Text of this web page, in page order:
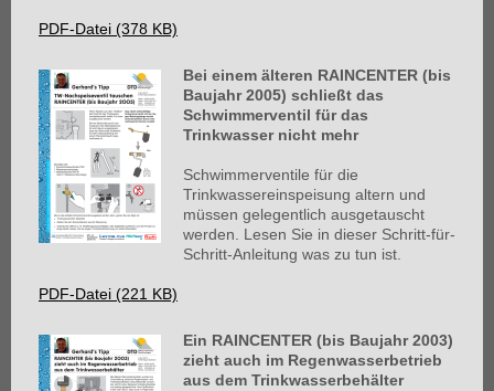
PDF-Datei (378 KB)
Bei einem älteren RAINCENTER (bis
Baujahr 2005) schließt das
Schwimmerventil für das
Trinkwasser nicht mehr
Schwimmerventile für die
Trinkwassereinspeisung altern und
müssen gelegentlich ausgetauscht
werden. Lesen Sie in dieser Schritt-für-
Schritt-Anleitung was zu tun ist.
PDF-Datei (221 KB)
Ein RAINCENTER (bis Baujahr 2003)
zieht auch im Regenwasserbetrieb
aus dem Trinkwasserbehälter